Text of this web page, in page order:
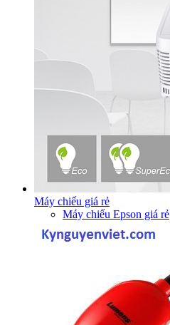
Máy chiếu giá rẻ
Máy chiếu Epson giá rẻ